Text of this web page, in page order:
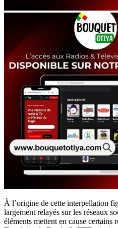
À l’origine de cette interpellation
largement relayés sur les réseaux
éléments mettent en cause certains